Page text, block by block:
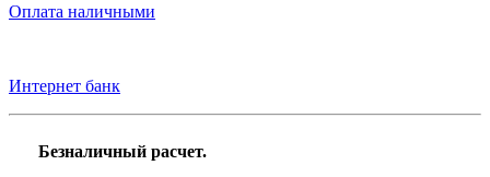
Оплата наличными
Интернет банк
Безналичный расчет.